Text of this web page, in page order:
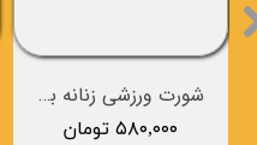
شورت ورزشی زنانه برند BROOKS
۵۸۰,۰۰۰ تومان